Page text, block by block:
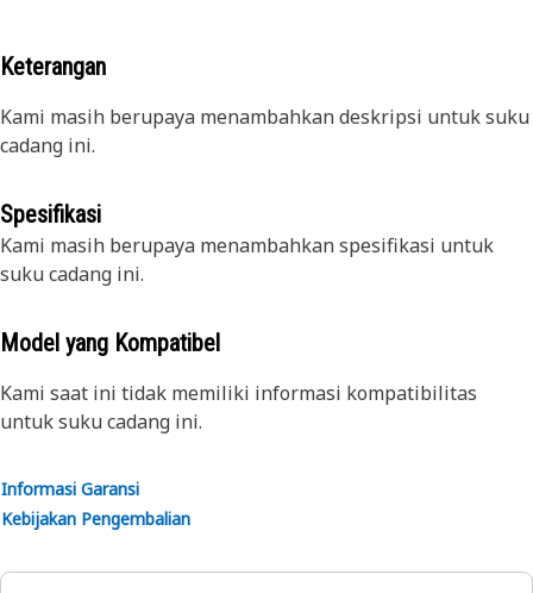
Keterangan
Kami masih berupaya menambahkan deskripsi untuk suku
cadang ini.
Spesifikasi
Kami masih berupaya menambahkan spesifikasi untuk
suku cadang ini.
Model yang Kompatibel
Kami saat ini tidak memiliki informasi kompatibilitas
untuk suku cadang ini.
Informasi Garansi
Kebijakan Pengembalian